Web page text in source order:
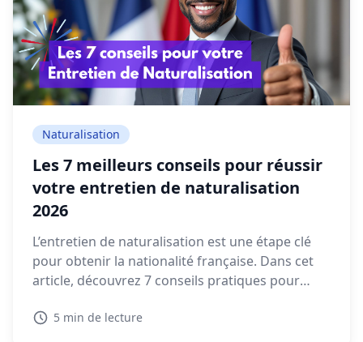
Naturalisation
Les 7 meilleurs conseils pour réussir
votre entretien de naturalisation
2026
L’entretien de naturalisation est une étape clé
pour obtenir la nationalité française. Dans cet
article, découvrez 7 conseils pratiques pour
répondre sereinement aux questions qui vous
5 min de lecture